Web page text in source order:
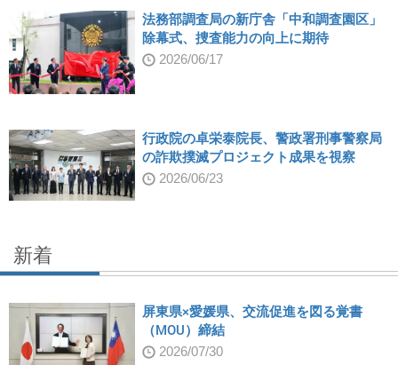
法務部調査局の新庁舎「中和調査園区」
除幕式、捜査能力の向上に期待
2026/06/17
行政院の卓栄泰院長、警政署刑事警察局
の詐欺撲滅プロジェクト成果を視察
2026/06/23
新着
屏東県×愛媛県、交流促進を図る覚書
（MOU）締結
2026/07/30